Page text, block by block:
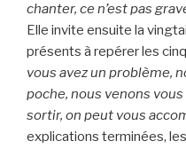
chanter, ce n’est pas
Elle invite ensuite la
présents à repérer les
vous avez un problème,
poche, nous venons
sortir, on peut vous
explications terminées,